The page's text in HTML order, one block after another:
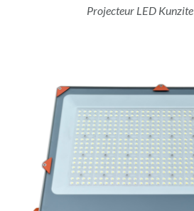
Projecteur LED